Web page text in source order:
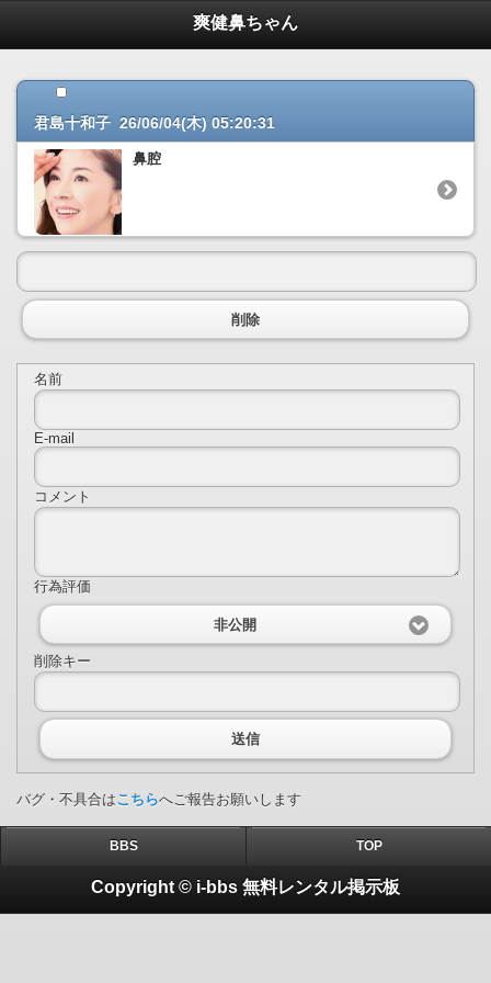
鼻フぇチの画像掲示板
爽健鼻ちゃん
君島十和子 26/06/04(木) 05:20:31
鼻腔
削除
名前
E-mail
コメント
行為評価
非公開
削除キー
送信
バグ・不具合はこちらへご報告お願いします
BBS TOP
Copyright © i-bbs 無料レンタル掲示板